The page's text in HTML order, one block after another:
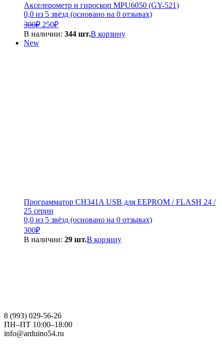
Акселерометр и гироскоп MPU6050 (GY-521)
0,0 из 5 звёзд (основано на 0 отзывах)
300₽ Первоначальная
цена
250₽Текущая
цена:
В наличии: 344 шт.В корзину
New
Программатор CH341A USB для EEPROM / FLASH 24 /
25 серии
0,0 из 5 звёзд (основано на 0 отзывах)
300₽
В наличии: 29 шт.В корзину
8 (993) 029-56-26
ПН–ПТ 10:00–18:00
info@arduino54.ru